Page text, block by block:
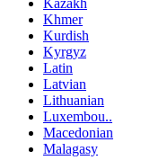
Khmer
Kurdish
Kyrgyz
Latin
Latvian
Lithuanian
Luxembou..
Macedonian
Malagasy